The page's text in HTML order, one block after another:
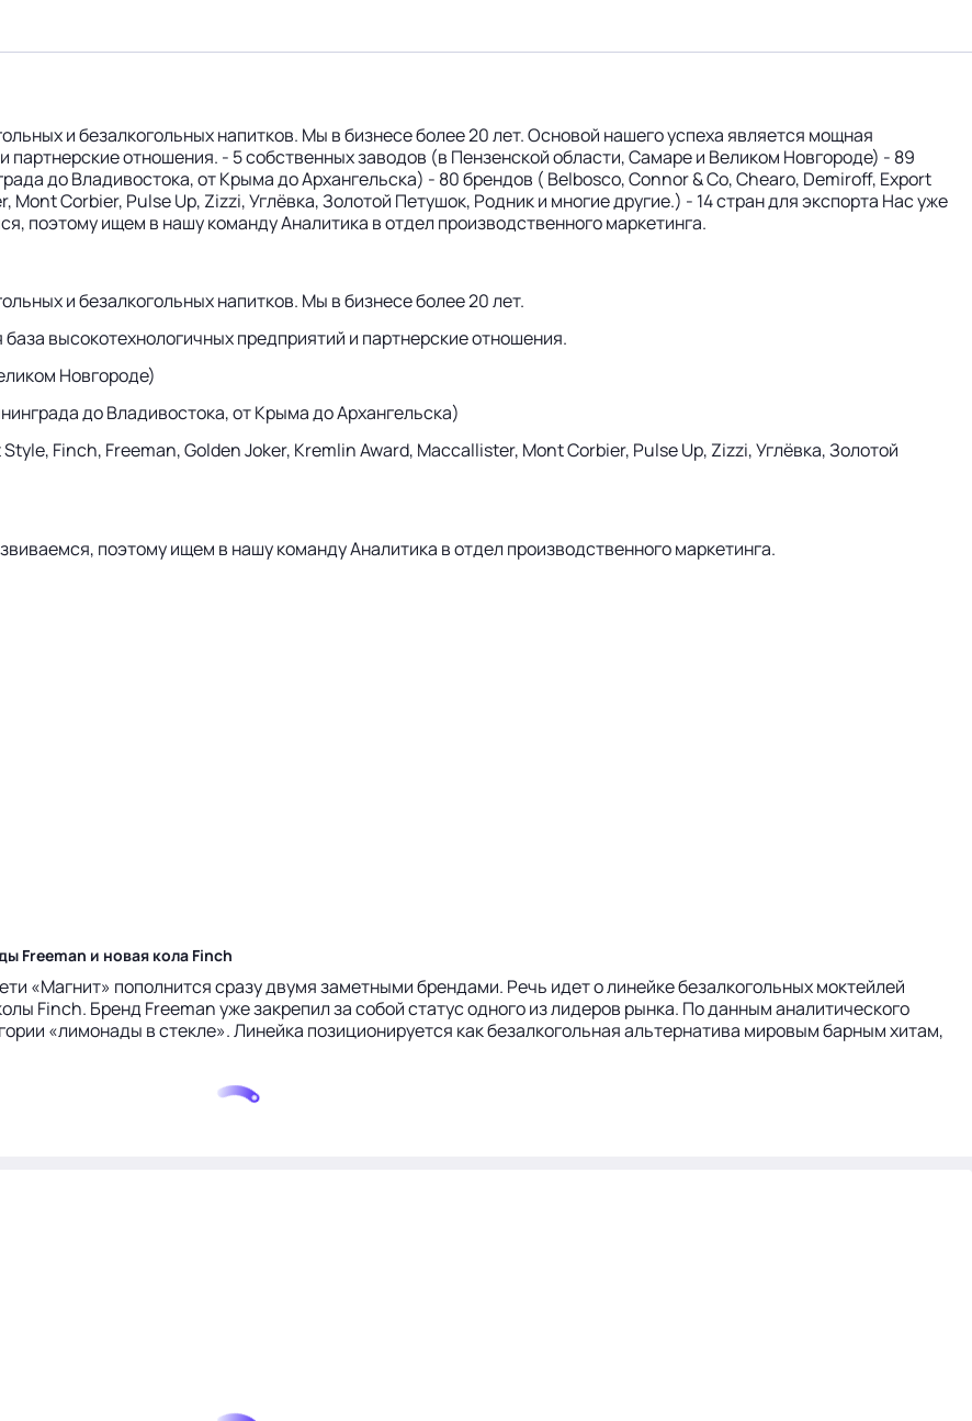
и безалкогольных напитков. Мы в бизнесе более 20 лет. Основой нашего успеха является мощная
партнерские отношения. - 5 собственных заводов (в Пензенской области, Самаре и Великом Новгороде) - 89
до Владивостока, от Крыма до Архангельска) - 80 брендов ( Belbosco, Connor & Co, Chearo, Demiroff, Export
Corbier, Pulse Up, Zizzi, Углёвка, Золотой Петушок, Родник и многие другие.) - 14 стран для экспорта Нас уже
поэтому ищем в нашу команду Аналитика в отдел производственного маркетинга.
и безалкогольных напитков. Мы в бизнесе более 20 лет.
высокотехнологичных предприятий и партнерские отношения.
Новгороде)
до Владивостока, от Крыма до Архангельска)
Finch, Freeman, Golden Joker, Kremlin Award, Maccallister, Mont Corbier, Pulse Up, Zizzi, Углёвка, Золотой
поэтому ищем в нашу команду Аналитика в отдел производственного маркетинга.
Freeman и новая кола Finch
«Магнит» пополнится сразу двумя заметными брендами. Речь идет о линейке безалкогольных моктейлей
Finch. Бренд Freeman уже закрепил за собой статус одного из лидеров рынка. По данным аналитического
«лимонады в стекле». Линейка позиционируется как безалкогольная альтернатива мировым барным хитам,